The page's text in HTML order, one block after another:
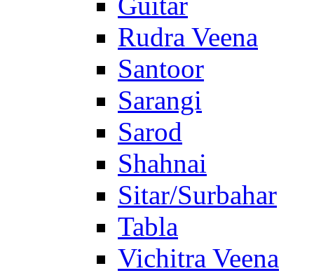
Rudra Veena
Santoor
Sarangi
Sarod
Shahnai
Sitar/Surbahar
Tabla
Vichitra Veena